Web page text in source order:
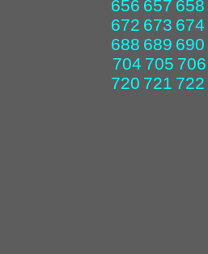
656 657 658
672 673 674
688 689 690
704 705 706
720 721 722